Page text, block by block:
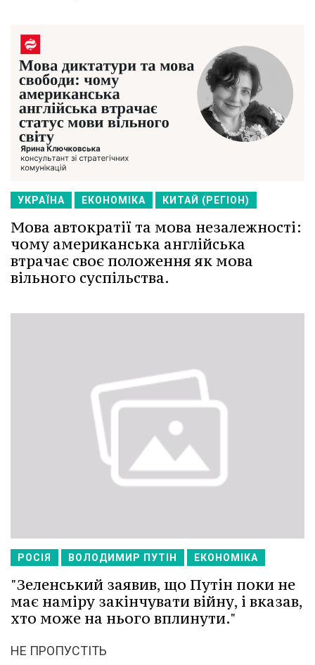
УКРАЇНА ЕКОНОМІКА КИТАЙ (РЕГІОН)
Мова автократії та мова незалежності:
чому американська англійська
втрачає своє положення як мова
вільного суспільства.
РОСІЯ ВОЛОДИМИР ПУТІН ЕКОНОМІКА
"Зеленський заявив, що Путін поки не
має наміру закінчувати війну, і вказав,
хто може на нього вплинути."
НЕ ПРОПУСТІТЬ